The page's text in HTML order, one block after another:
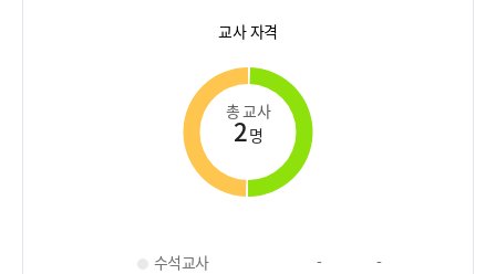
교사 자격
총 교사
2명
수석교사 -
-